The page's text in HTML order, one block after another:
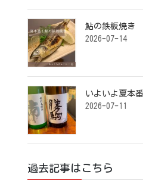
鮎の鉄板焼き ⁡
2026-07-14
いよいよ夏本番️
2026-07-11
過去記事はこちら